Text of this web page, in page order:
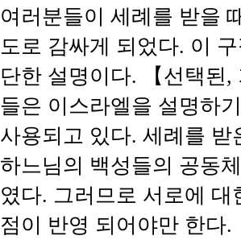
여러분들이 세례를 받을
도로 감싸게 되었다. 이
단한 설명이다. 【선택된,
들은 이스라엘을 설명하기
사용되고 있다. 세례를 받
하느님의 백성들의 공동
였다. 그러므로 서로에 대
점이 반영 되어야만 한다.